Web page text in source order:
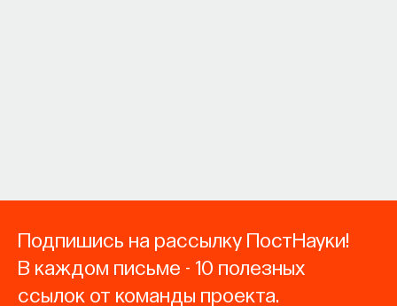
Подпишись на рассылку ПостНауки!
В каждом письме - 10 полезных
ссылок от команды проекта.